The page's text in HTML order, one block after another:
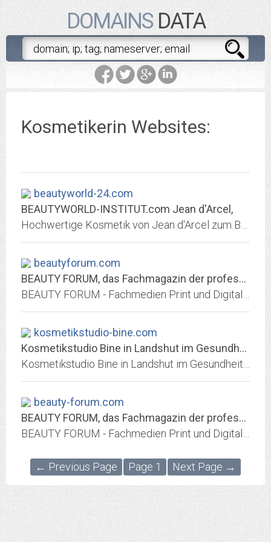
DOMAINSDATA
Kosmetikerin Websites:
beautyworld-24.com
BEAUTYWORLD-INSTITUT.com Jean d'Arcel,
beautyforum.com
BEAUTY FORUM, das Fachmagazin der professionellen Kosmetik
kosmetikstudio-bine.com
Kosmetikstudio Bine in Landshut im Gesundheitszentrum am Klinikum
beauty-forum.com
BEAUTY FORUM, das Fachmagazin der professionellen Kosmetik
← Previous Page Page 1 Next Page →